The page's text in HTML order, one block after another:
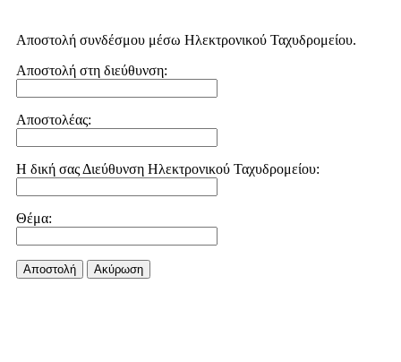
Αποστολή συνδέσμου μέσω Ηλεκτρονικού Ταχυδρομείου.
Αποστολή στη διεύθυνση:
Αποστολέας:
Η δική σας Διεύθυνση Ηλεκτρονικού Ταχυδρομείου:
Θέμα:
Αποστολή Aκύρωση